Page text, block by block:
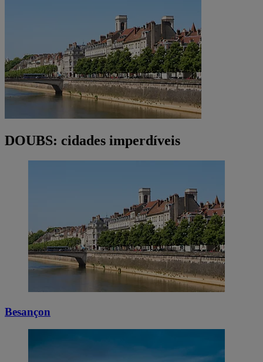
DOUBS: cidades imperdíveis
Besançon